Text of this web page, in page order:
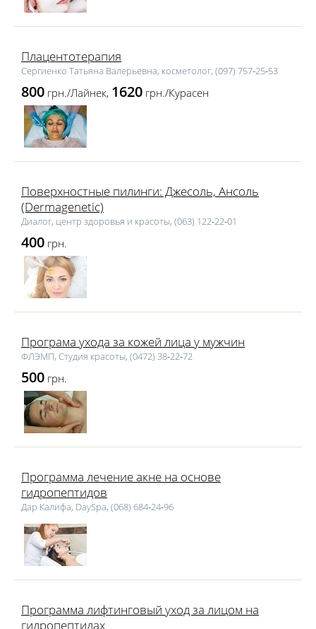
Плацентотерапия
Сергиенко Татьяна Валерьевна, косметолог, (097) 757‑25‑53
800 грн./Лайнек, 1620 грн./Курасен
Поверхностные пилинги: Джесоль, Ансоль
(Dermagenetic)
Диалог, центр здоровья и красоты, (063) 122‑22‑01
400 грн.
Програма ухода за кожей лица у мужчин
ФЛЭМП, Студия красоты, (0472) 38‑22‑72
500 грн.
Программа лечение акне на основе
гидропептидов
Дар Калифа, DaySpa, (068) 684‑24‑96
Программа лифтинговый уход за лицом на
гидропептидах